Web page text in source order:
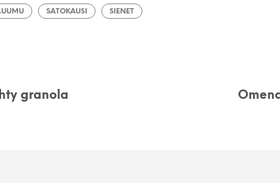
SATOKAUSI SIENET
granola